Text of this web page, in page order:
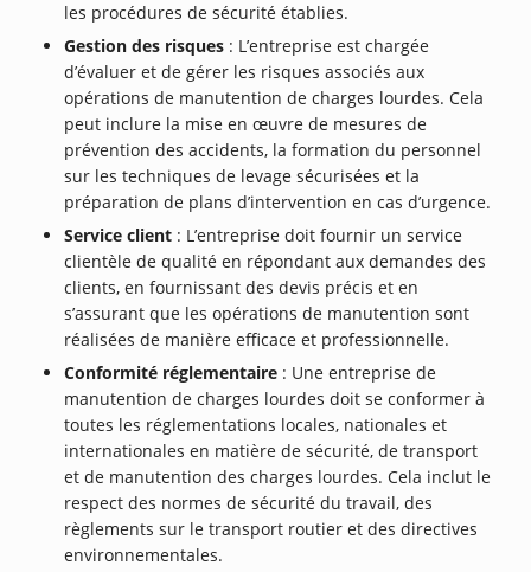
les procédures de sécurité établies.
Gestion des risques : L’entreprise est chargée
d’évaluer et de gérer les risques associés aux
opérations de manutention de charges lourdes. Cela
peut inclure la mise en œuvre de mesures de
prévention des accidents, la formation du personnel
sur les techniques de levage sécurisées et la
préparation de plans d’intervention en cas d’urgence.
Service client : L’entreprise doit fournir un service
clientèle de qualité en répondant aux demandes des
clients, en fournissant des devis précis et en
s’assurant que les opérations de manutention sont
réalisées de manière efficace et professionnelle.
Conformité réglementaire : Une entreprise de
manutention de charges lourdes doit se conformer à
toutes les réglementations locales, nationales et
internationales en matière de sécurité, de transport
et de manutention des charges lourdes. Cela inclut le
respect des normes de sécurité du travail, des
règlements sur le transport routier et des directives
environnementales.